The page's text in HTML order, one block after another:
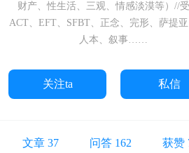
财产、性生活、三观、情感淡漠等）//受
ACT、EFT、SFBT、正念、完形、萨提
人本、叙事……
关注ta 私信
文章 37 问答 162 获赞